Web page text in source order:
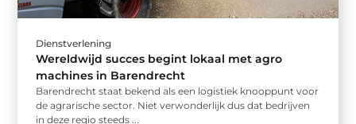
Dienstverlening
Wereldwijd succes begint lokaal met agro
machines in Barendrecht
Barendrecht staat bekend als een logistiek knooppunt voor
de agrarische sector. Niet verwonderlijk dus dat bedrijven
in deze regio steeds ...